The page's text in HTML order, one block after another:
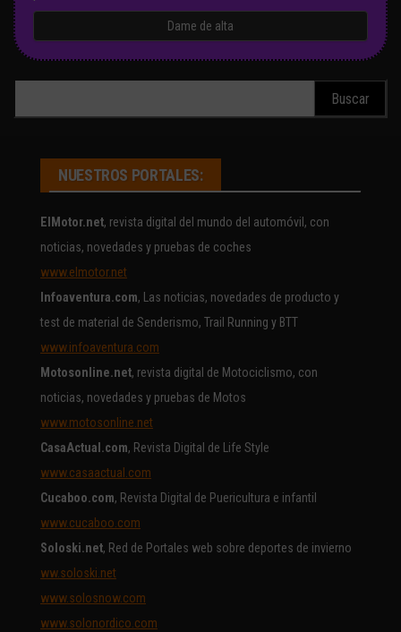
NUESTROS PORTALES:
ElMotor.net, revista digital del mundo del automóvil, con
noticias, novedades y pruebas de coches
www.elmotor.net
Infoaventura.com, Las noticias, novedades de producto y
test de material de Senderismo, Trail Running y BTT
www.infoaventura.com
Motosonline.net, revista digital de Motociclismo, con
noticias, novedades y pruebas de Motos
www.motosonline.net
CasaActual.com, Revista Digital de Life Style
www.casaactual.com
Cucaboo.com, Revista Digital de Puericultura e infantil
www.cucaboo.com
Soloski.net, Red de Portales web sobre deportes de invierno
ww.soloski.net
www.solosnow.com
www.solonordico.com